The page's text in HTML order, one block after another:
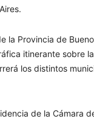
la Provincia de
itinerante sobre
los distintos
de la Cámara